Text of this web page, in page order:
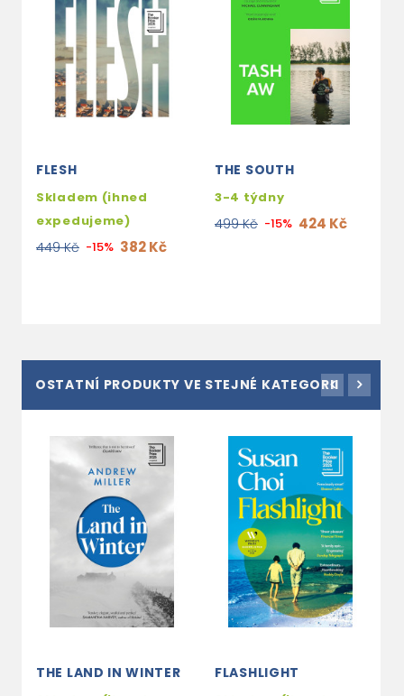
FLESH
Skladem (ihned
expedujeme)
449 Kč -15% 382 Kč
THE SOUTH
3-4 týdny
499 Kč -15% 424 Kč
OSTATNÍ PRODUKTY VE STEJNÉ KATEGORII
THE LAND IN WINTER FLASHLIGHT